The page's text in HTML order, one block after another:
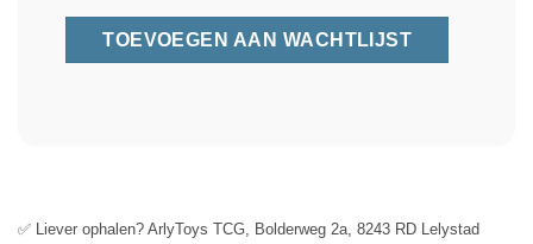
✅ Liever ophalen? ArlyToys TCG, Bolderweg 2a, 8243 RD Lelystad